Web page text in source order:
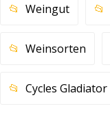
Weingut
Weinsorten
Cycles Gladiator